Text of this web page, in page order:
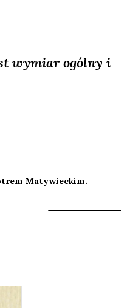
wymiar ogólny i
Matywieckim.